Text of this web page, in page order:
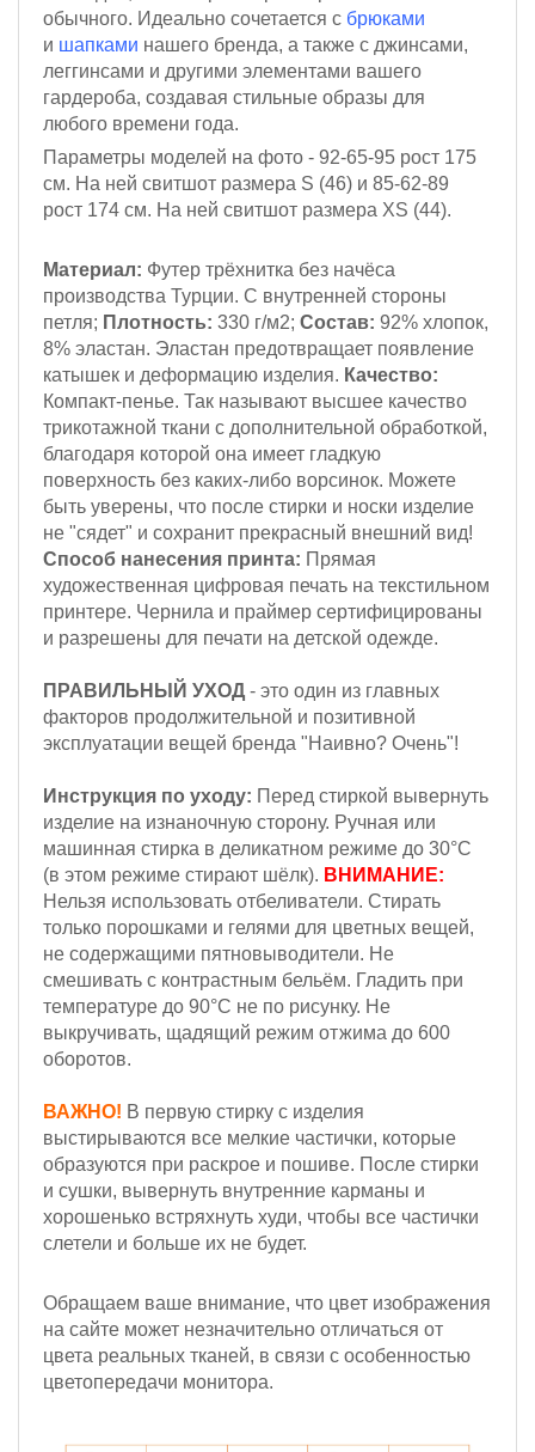
обычного. Идеально сочетается с брюками
и шапками нашего бренда, а также с джинсами,
леггинсами и другими элементами вашего
гардероба, создавая стильные образы для
любого времени года.
Параметры моделей на фото - 92-65-95 рост 175
см. На ней свитшот размера S (46) и 85-62-89
рост 174 см. На ней свитшот размера XS (44).
Материал: Футер трёхнитка без начёса
производства Турции. С внутренней стороны
петля; Плотность: 330 г/м2; Состав: 92% хлопок,
8% эластан. Эластан предотвращает появление
катышек и деформацию изделия. Качество:
Компакт-пенье. Так называют высшее качество
трикотажной ткани с дополнительной обработкой,
благодаря которой она имеет гладкую
поверхность без каких-либо ворсинок. Можете
быть уверены, что после стирки и носки изделие
не "сядет" и сохранит прекрасный внешний вид!
Способ нанесения принта: Прямая
художественная цифровая печать на текстильном
принтере. Чернила и праймер сертифицированы
и разрешены для печати на детской одежде.
ПРАВИЛЬНЫЙ УХОД - это один из главных
факторов продолжительной и позитивной
эксплуатации вещей бренда "Наивно? Очень"!
Инструкция по уходу: Перед стиркой вывернуть
изделие на изнаночную сторону. Ручная или
машинная стирка в деликатном режиме до 30°С
(в этом режиме стирают шёлк). ВНИМАНИЕ:
Нельзя использовать отбеливатели. Стирать
только порошками и гелями для цветных вещей,
не содержащими пятновыводители. Не
смешивать с контрастным бельём. Гладить при
температуре до 90°С не по рисунку. Не
выкручивать, щадящий режим отжима до 600
оборотов.
ВАЖНО! В первую стирку с изделия
выстирываются все мелкие частички, которые
образуются при раскрое и пошиве. После стирки
и сушки, вывернуть внутренние карманы и
хорошенько встряхнуть худи, чтобы все частички
слетели и больше их не будет.
Обращаем ваше внимание, что цвет изображения
на сайте может незначительно отличаться от
цвета реальных тканей, в связи с особенностью
цветопередачи монитора.